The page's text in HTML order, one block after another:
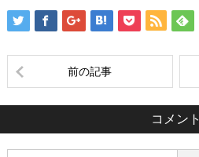
前の記事
コメント